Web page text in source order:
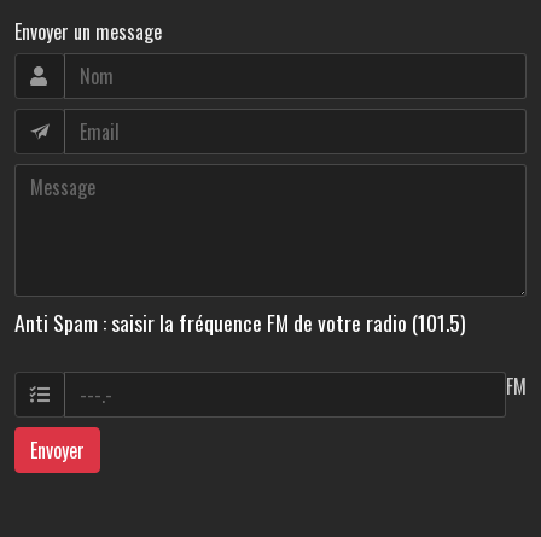
Envoyer un message
Anti Spam : saisir la fréquence FM de votre radio (101.5)
FM
Envoyer